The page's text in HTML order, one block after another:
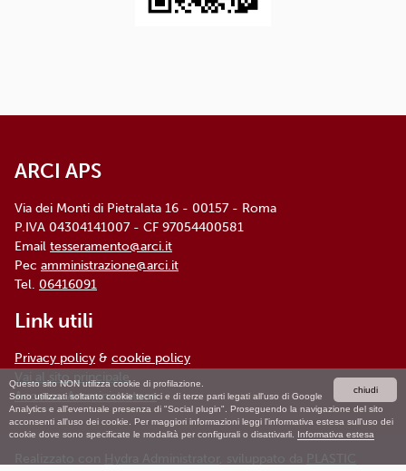
chiudi
Questo sito NON utilizza cookie di profilazione.
Sono utilizzati soltanto cookie tecnici e di terze parti legati all'uso di Google
Analytics e all'eventuale presenza di "Social plugin". Proseguendo la navigazione del sito
acconsenti all'uso dei cookie. Per maggiori informazioni leggi l'informativa estesa sull'uso dei
cookie dove sono specificate le modalità per configurali o disattivarli. Informativa estesa
ARCI APS
Via dei Monti di Pietralata 16 - 00157 - Roma
P.IVA 04304141007 - CF 97054400581
Email tesseramento@arci.it
Pec amministrazione@arci.it
Tel. 06416091
Link utili
Privacy policy & cookie policy
Vai al sito principale
Accesso Amministratore